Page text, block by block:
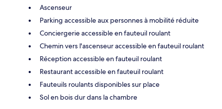
Ascenseur
Parking accessible aux personnes à mobilité réduite
Conciergerie accessible en fauteuil roulant
Chemin vers l'ascenseur accessible en fauteuil roulant
Réception accessible en fauteuil roulant
Restaurant accessible en fauteuil roulant
Fauteuils roulants disponibles sur place
Sol en bois dur dans la chambre